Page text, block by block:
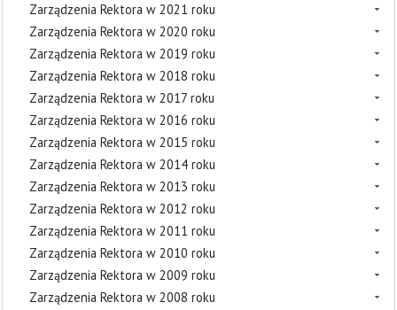
Zarządzenia Rektora w 2021 roku
Zarządzenia Rektora w 2020 roku
Zarządzenia Rektora w 2019 roku
Zarządzenia Rektora w 2018 roku
Zarządzenia Rektora w 2017 roku
Zarządzenia Rektora w 2016 roku
Zarządzenia Rektora w 2015 roku
Zarządzenia Rektora w 2014 roku
Zarządzenia Rektora w 2013 roku
Zarządzenia Rektora w 2012 roku
Zarządzenia Rektora w 2011 roku
Zarządzenia Rektora w 2010 roku
Zarządzenia Rektora w 2009 roku
Zarządzenia Rektora w 2008 roku